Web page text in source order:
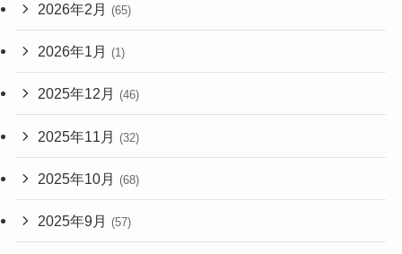
2026年2月 (65)
2026年1月 (1)
2025年12月 (46)
2025年11月 (32)
2025年10月 (68)
2025年9月 (57)